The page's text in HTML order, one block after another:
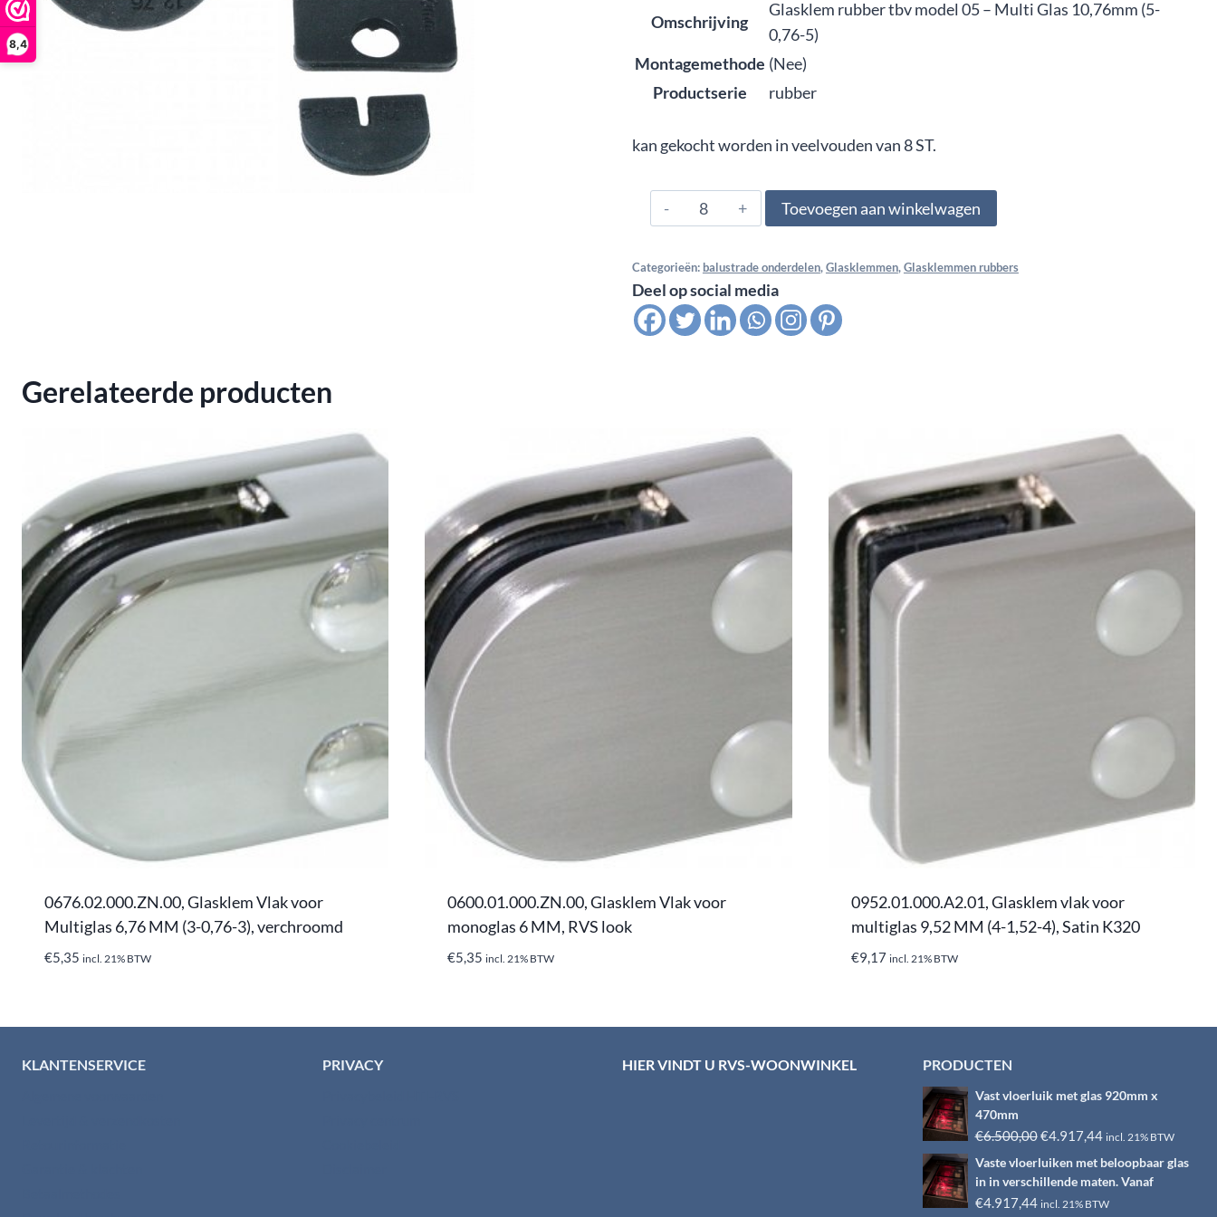
8,4
Omschrijving
Glasklem rubber tbv model 05 – Multi Glas 10,76mm (5-
0,76-5)
Montagemethode (Nee)
Productserie
rubber
kan gekocht worden in veelvouden van 8 ST.
1076.05.6760,
Glasklem
tbv
model
05
(5-
0,76-
Toevoegen aan winkelwagen
Categorieën: balustrade onderdelen, Glasklemmen, Glasklemmen rubbers
Deel op social media
Gerelateerde producten
0676.02.000.ZN.00, Glasklem Vlak voor
Multiglas 6,76 MM (3-0,76-3), verchroomd
€5,35 incl. 21% BTW
0600.01.000.ZN.00, Glasklem Vlak voor
monoglas 6 MM, RVS look
€5,35 incl. 21% BTW
0952.01.000.A2.01, Glasklem vlak voor
multiglas 9,52 MM (4-1,52-4), Satin K320
€9,17 incl. 21% BTW
KLANTENSERVICE PRIVACY HIER VINDT U RVS-WOONWINKEL PRODUCTEN
Vast vloerluik met glas 920mm x
470mm
€6.500,00Oorspronkelijke
prijs
was:
€6.500,00.
€4.917,44Huidige
prijs
is:
€4.917,44.
incl. 21% BTW
Vaste vloerluiken met beloopbaar glas
in in verschillende maten. Vanaf
€4.917,44 incl. 21% BTW